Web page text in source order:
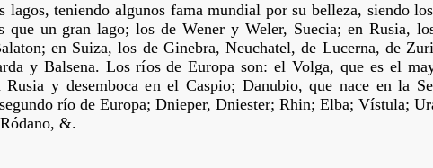
lagos, teniendo algunos fama mundial por su belleza, siendo
que un gran lago; los de Wener y Weler, Suecia; en Rusia,
en Suiza, los de Ginebra, Neuchatel, de Lucerna, de
y Balsena. Los ríos de Europa son: el Volga, que es el
Rusia y desemboca en el Caspio; Danubio, que nace en la
río de Europa; Dnieper, Dniester; Rhin; Elba; Vístula;
&.